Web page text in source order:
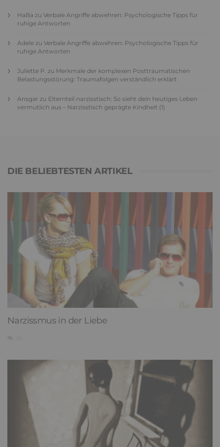
HaBa zu Verbale Angriffe abwehren: Psychologische Tipps für
ruhige Antworten
Adele zu Verbale Angriffe abwehren: Psychologische Tipps für
ruhige Antworten
Juliette P. zu Merkmale der komplexen Posttraumatischen
Belastungsstörung: Traumafolgen verständlich erklärt
Ansgar zu Elternteil narzisstisch: So sieht dein heutiges Leben
vermutlich aus – Narzisstisch geprägte Kindheit (1)
DIE BELIEBTESTEN ARTIKEL
Narzissmus in der Liebe